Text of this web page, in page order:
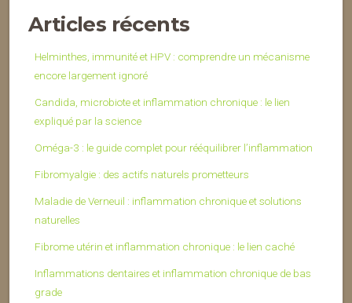
Articles récents
Helminthes, immunité et HPV : comprendre un mécanisme
encore largement ignoré
Candida, microbiote et inflammation chronique : le lien
expliqué par la science
Oméga-3 : le guide complet pour rééquilibrer l’inflammation
Fibromyalgie : des actifs naturels prometteurs
Maladie de Verneuil : inflammation chronique et solutions
naturelles
Fibrome utérin et inflammation chronique : le lien caché
Inflammations dentaires et inflammation chronique de bas
grade